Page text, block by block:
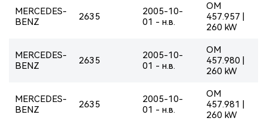
MERCEDES-
BENZ
2635
2005-10-
01 - н.в.
OM
457.957 |
260 kW
MERCEDES-
BENZ
2635
2005-10-
01 - н.в.
OM
457.980 |
260 kW
MERCEDES-
BENZ
2635
2005-10-
01 - н.в.
OM
457.981 |
260 kW